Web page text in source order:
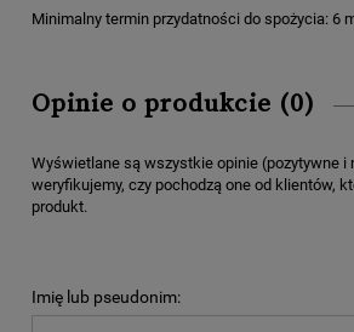
Minimalny termin przydatności do spożycia: 6
Opinie o produkcie (0)
Wyświetlane są wszystkie opinie (pozytywne i
weryfikujemy, czy pochodzą one od klientów,
produkt.
Imię lub pseudonim: